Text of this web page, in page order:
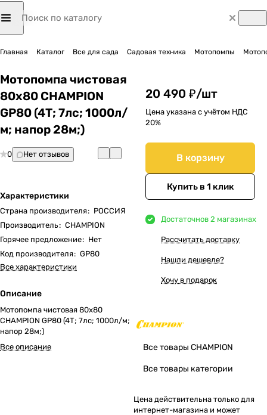
Главная Каталог Все для сада Садовая техника Мотопомпы
Мотопомпа чистовая
80х80 CHAMPION
GP80 (4Т; 7лс; 1000л/
м; напор 28м;)
0 Нет отзывов
Характеристики
Страна производителя: РОССИЯ
Производитель: CHAMPION
Горячее предложение: Нет
Код производителя: GP80
Все характеристики
Описание
Мотопомпа чистовая 80х80
CHAMPION GP80 (4Т; 7лс; 1000л/м;
напор 28м;)
Все описание
20 490 ₽/шт
Цена указана с учётом НДС
20%
В корзину
Купить в 1 клик
Достаточнов 2 магазинах
Рассчитать доставку
Нашли дешевле?
Хочу в подарок
Все товары CHAMPION
Все товары категории
Цена действительна только для
интернет-магазина и может